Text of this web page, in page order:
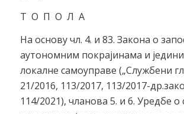
Т О П О Л А
На основу чл. 4. и 83. Закона о
аутономним покрајинама и
локалне самоуправе („Службени
21/2016, 113/2017, 113/2017-
114/2021), чланова 5. и 6. Уредбе